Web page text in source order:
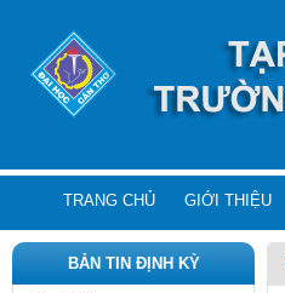
TRANG CHỦ GIỚI THIỆU
BẢN TIN ĐỊNH KỲ